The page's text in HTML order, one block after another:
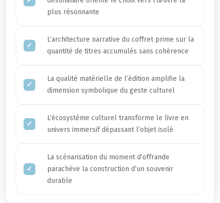
plus résonnante
L’architecture narrative du coffret prime sur la
quantité de titres accumulés sans cohérence
La qualité matérielle de l’édition amplifie la
dimension symbolique du geste culturel
L’écosystème culturel transforme le livre en
univers immersif dépassant l’objet isolé
La scénarisation du moment d’offrande
parachève la construction d’un souvenir
durable